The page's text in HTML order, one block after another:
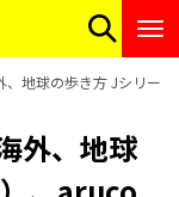
地球の歩き方 Jシリー
外、地球